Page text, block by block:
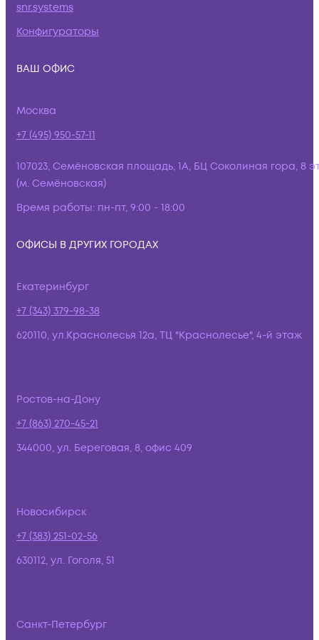
snr.systems
Конфигураторы
ВАШ ОФИС
Москва
+7 (495) 950-57-11
107023, Семёновская площадь, 1А, БЦ Соколиная гора, 8
(м. Семёновская)
Время работы: пн-пт, 9:00 - 18:00
ОФИСЫ В ДРУГИХ ГОРОДАХ
Екатеринбург
+7 (343) 379-98-38
620110, ул.Краснолесья 12а, ТЦ "Краснолесье", 4-й этаж
Ростов-на-Дону
+7 (863) 270-45-21
344000, ул. Береговая, 8, офис 409
Новосибирск
+7 (383) 251-02-56
630112, ул. Гоголя, 51
Санкт-Петербург